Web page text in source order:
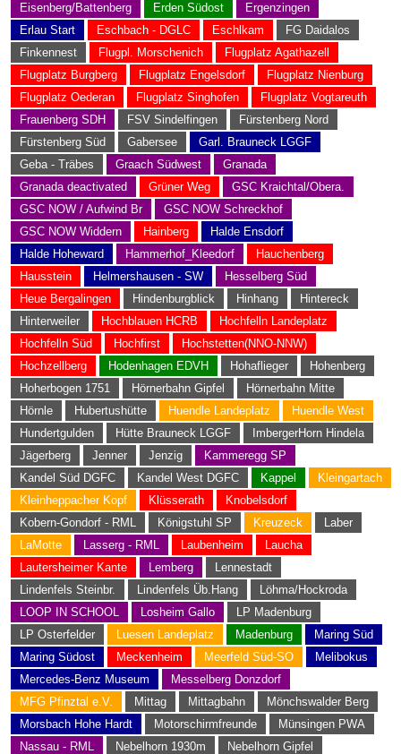
Eisenberg/Battenberg
Erden Südost
Ergenzingen
Erlau Start
Eschbach - DGLC Eschlkam
FG Daidalos
Finkennest
Flugpl. Morschenich
Flugplatz Agathazell
Flugplatz Burgberg
Flugplatz Engelsdorf
Flugplatz Nienburg
Flugplatz Oederan
Flugplatz Singhofen
Flugplatz Vogtareuth
Frauenberg SDH
FSV Sindelfingen
Fürstenberg Nord
Fürstenberg Süd
Gabersee
Garl. Brauneck LGGF
Geba - Träbes
Graach Südwest
Granada
Granada deactivated
Grüner Weg
GSC Kraichtal/Obera.
GSC NOW / Aufwind Br
GSC NOW Schreckhof
GSC NOW Widdern
Hainberg
Halde Ensdorf
Halde Hoheward
Hammerhof_Kleedorf
Hauchenberg
Hausstein
Helmershausen - SW
Hesselberg Süd
Heue Bergalingen
Hindenburgblick Hinhang
Hintereck
Hinterweiler
Hochblauen HCRB
Hochfelln Landeplatz
Hochfelln Süd
Hochfirst
Hochstetten(NNO-NNW)
Hochzellberg
Hodenhagen EDVH Hohaflieger
Hohenberg
Hoherbogen 1751
Hörnerbahn Gipfel
Hörnerbahn Mitte
Hörnle
Hubertushütte Huendle Landeplatz
Huendle West
Hundertgulden
Hütte Brauneck LGGF
ImbergerHorn Hindela
Jägerberg
Jenner Jenzig
Kammeregg SP
Kandel Süd DGFC
Kandel West DGFC Kappel
Kleingartach
Kleinheppacher Kopf
Klüsserath
Knobelsdorf
Kobern-Gondorf - RML
Königstuhl SP Kreuzeck
Laber
LaMotte
Lasserg - RML Laubenheim
Laucha
Lautersheimer Kante
Lemberg
Lennestadt
Lindenfels Steinbr.
Lindenfels Üb.Hang
Löhma/Hockroda
LOOP IN SCHOOL
Losheim Gallo
LP Madenburg
LP Osterfelder
Luesen Landeplatz Madenburg
Maring Süd
Maring Südost
Meckenheim Meerfeld Süd-SO
Melibokus
Mercedes-Benz Museum
Messelberg Donzdorf
MFG Pfinztal e.V.
Mittag Mittagbahn
Mönchswalder Berg
Morsbach Hohe Hardt
Motorschirmfreunde
Münsingen PWA
Nassau - RML
Nebelhorn 1930m
Nebelhorn Gipfel